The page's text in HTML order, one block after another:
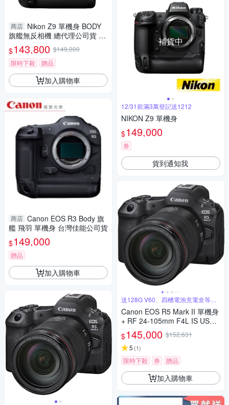
商店 Nikon Z9 單機身 BODY
旗艦無反相機 總代理公司貨 飛
羽
$143,800 $149,000
限時下殺
贈品
加入購物車
商店 Canon EOS R3 Body 旗
艦 飛羽 單機身 台灣佳能公司貨
$149,000
贈品
加入購物車
補貨中
12/31前滿3萬登記送1212
NIKON Z9 單機身
$149,000
券
貨到通知我
送128G V60、四槽電池充電盒等好
禮
Canon EOS R5 Mark II 單機身
+ RF 24-105mm F4L IS USM
變焦鏡組 公司貨
$145,000 $152,631
5 (1)
限時下殺 券 贈品
加入購物車